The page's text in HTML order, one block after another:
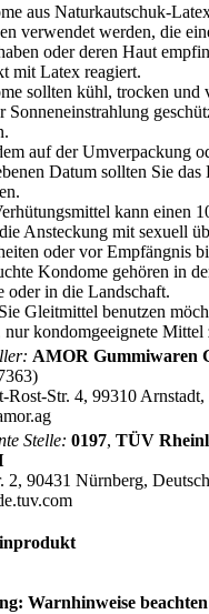
aus Naturkautschuk-
verwendet werden, die
oder deren Haut
mit Latex reagiert.
sollten kühl, trocken und
Sonneneinstrahlung
auf der Umverpackung
Datum sollten Sie
kann einen
Ansteckung mit sexuell
oder vor Empfängnis
Kondome gehören in
oder in die Landschaft.
Gleitmittel benutzen
nur kondomgeeignete Mittel
AMOR Gummiwaren
Rost-Str. 4, 99310 Arnstadt,
Stelle: 0197, TÜV
2, 90431 Nürnberg,
Warnhinweise